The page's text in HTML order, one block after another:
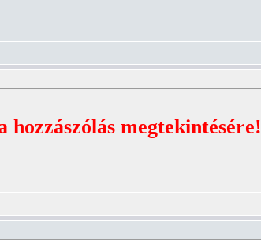
hozzászólás megtekintésére!